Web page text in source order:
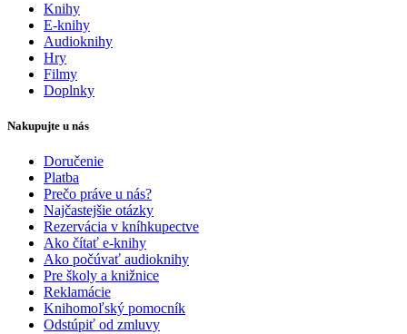
Knihy
E-knihy
Audioknihy
Hry
Filmy
Doplnky
Nakupujte u nás
Doručenie
Platba
Prečo práve u nás?
Najčastejšie otázky
Rezervácia v kníhkupectve
Ako čítať e-knihy
Ako počúvať audioknihy
Pre školy a knižnice
Reklamácie
Knihomoľský pomocník
Odstúpiť od zmluvy